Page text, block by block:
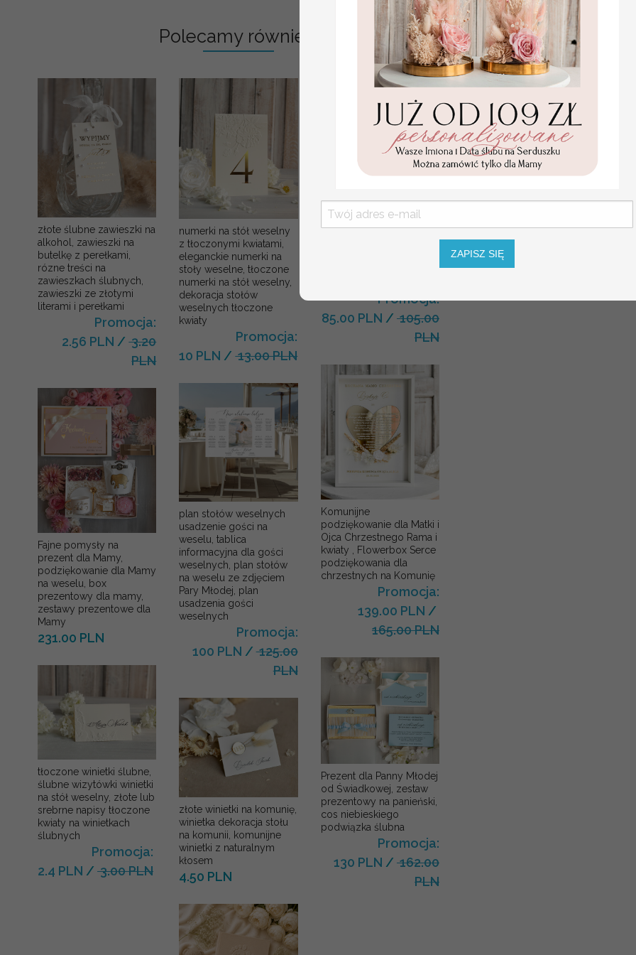
Polecamy również:
złote ślubne zawieszki na
alkohol, zawieszki na
butelkę z perełkami,
rózne treści na
zawieszkach ślubnych,
zawieszki ze złotymi
literami i perełkami
Promocja:
2.56 PLN /3.20
PLN
Fajne pomysły na
prezent dla Mamy,
podziękowanie dla Mamy
na weselu, box
prezentowy dla mamy,
zestawy prezentowe dla
Mamy
231.00 PLN
tłoczone winietki ślubne,
ślubne wizytówki winietki
na stół weselny, złote lub
srebrne napisy tłoczone
kwiaty na winietkach
ślubnych
Promocja:
2.4 PLN / 3.00 PLN
numerki na stół weselny
z tłoczonymi kwiatami,
eleganckie numerki na
stoły weselne, tłoczone
numerki na stół weselny,
dekoracja stołów
weselnych tłoczone
kwiaty
Promocja:
10 PLN /13.00 PLN
plan stołów weselnych
usadzenie gości na
weselu, tablica
informacyjna dla gości
weselnych, plan stołów
na weselu ze zdjęciem
Pary Młodej, plan
usadzenia gości
weselnych
Promocja:
100 PLN /125.00
PLN
złote winietki na komunię,
winietka dekoracja stołu
na komunii, komunijne
winietki z naturalnym
kłosem
4.50 PLN
Statuetka pamiątka
Pierwszej Komunii w
Promocja:
85.00 PLN / 105.00
PLN
Komunijne
podziękowanie dla Matki i
Ojca Chrzestnego Rama i
kwiaty , Flowerbox Serce
podziękowania dla
chrzestnych na Komunię
Promocja:
139.00 PLN /
165.00 PLN
Prezent dla Panny Młodej
od Świadkowej, zestaw
prezentowy na panieński,
cos niebieskiego
podwiązka ślubna
Promocja:
130 PLN / 162.00
PLN
INSTRUKCJA DO KSIĘGI
KOLOR OKŁADKI KSIĘGI
KSIĘGA RODZAJ
ZAPISZ SIĘ